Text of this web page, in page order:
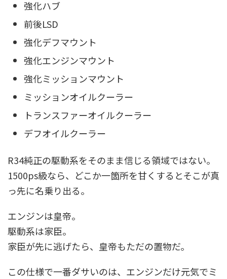
強化ハブ
前後LSD
強化デフマウント
強化エンジンマウント
強化ミッションマウント
ミッションオイルクーラー
トランスファーオイルクーラー
デフオイルクーラー
R34純正の駆動系をそのまま信じる領域ではない。
1500ps級なら、どこか一箇所を甘くするとそこが真
っ先に名乗り出る。
エンジンは皇帝。
駆動系は家臣。
家臣が先に逃げたら、皇帝もただの置物だ。
この仕様で一番ダサいのは、エンジンだけ元気でミ